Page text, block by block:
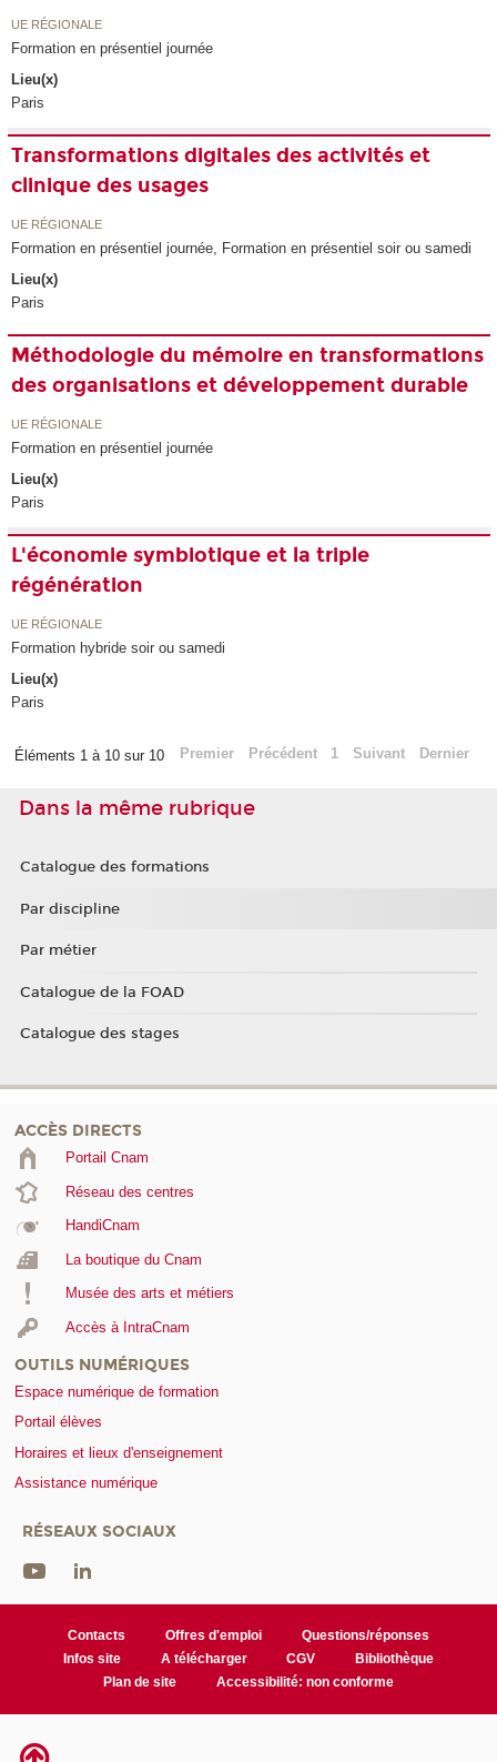
UE RÉGIONALE
Formation en présentiel journée
Lieu(x)
Paris
Transformations digitales des activités et
clinique des usages
UE RÉGIONALE
Formation en présentiel journée, Formation en présentiel soir ou samedi
Lieu(x)
Paris
Méthodologie du mémoire en transformations
des organisations et développement durable
UE RÉGIONALE
Formation en présentiel journée
Lieu(x)
Paris
L'économie symbiotique et la triple
régénération
UE RÉGIONALE
Formation hybride soir ou samedi
Lieu(x)
Paris
Éléments 1 à 10 sur 10 Premier Précédent 1 Suivant Dernier
Dans la même rubrique
Catalogue des formations
Par discipline
Par métier
Catalogue de la FOAD
Catalogue des stages
ACCÈS DIRECTS
Portail Cnam
Réseau des centres
HandiCnam
La boutique du Cnam
Musée des arts et métiers
Accès à IntraCnam
OUTILS NUMÉRIQUES
Espace numérique de formation
Portail élèves
Horaires et lieux d'enseignement
Assistance numérique
RÉSEAUX SOCIAUX
Contacts Offres d'emploi
Questions/réponses
Infos site
A télécharger CGV
Bibliothèque
Plan de site
Accessibilité: non conforme